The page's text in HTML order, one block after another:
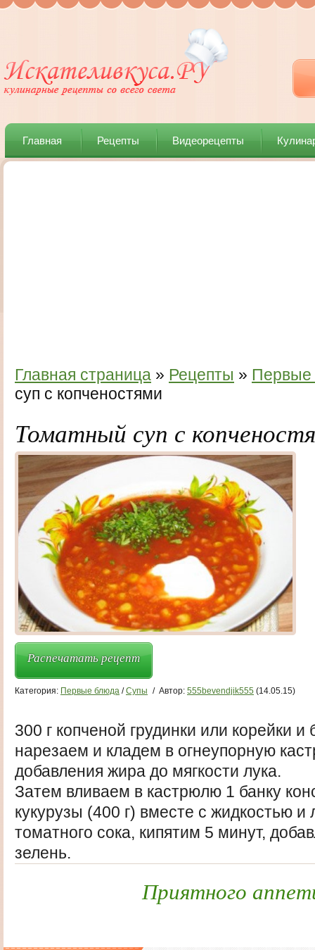
Главная Рецепты Видеорецепты
Главная страница » Рецепты » Первые
суп с копченостями
Томатный суп с
Распечатать рецепт
Категория: Первые блюда /Супы / Автор: 555bevendjik555 (14.05.15)
300 г копченой грудинки или корейки
нарезаем и кладем в огнеупорную
добавления жира до мягкости лука.
Затем вливаем в кастрюлю 1 банку
кукурузы (400 г) вместе с жидкостью и
томатного сока, кипятим 5 минут,
зелень.
Приятного